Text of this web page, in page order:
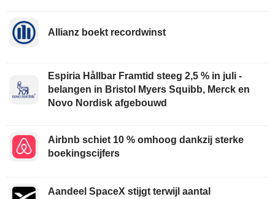
Allianz boekt recordwinst
Espiria Hållbar Framtid steeg 2,5 % in juli -
belangen in Bristol Myers Squibb, Merck en
Novo Nordisk afgebouwd
Airbnb schiet 10 % omhoog dankzij sterke
boekingscijfers
Aandeel SpaceX stijgt terwijl aantal